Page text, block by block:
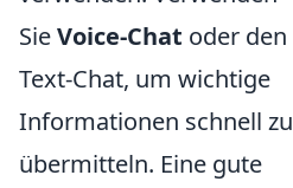
SieVoice-Chat oder den
Text-Chat, um wichtige
Informationen schnell zu
übermitteln. Eine gute